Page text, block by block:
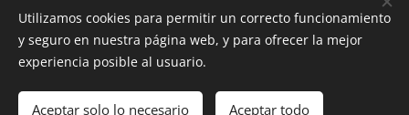
Añadir a la cesta
© 2025 RENANIA TRUST, S.L. Cookies
Utilizamos cookies para permitir un correcto funcionamiento
y seguro en nuestra página web, y para ofrecer la mejor
experiencia posible al usuario.
Aceptar solo lo necesario Aceptar todo